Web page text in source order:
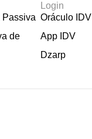
de
Login
Oráculo IDV
App IDV
Dzarp